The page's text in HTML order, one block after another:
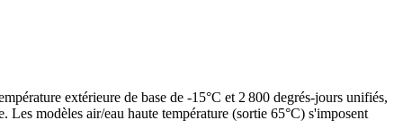
extérieure de base de -15°C et 2 800 degrés-jours unifiés,
modèles air/eau haute température (sortie 65°C) s'imposent